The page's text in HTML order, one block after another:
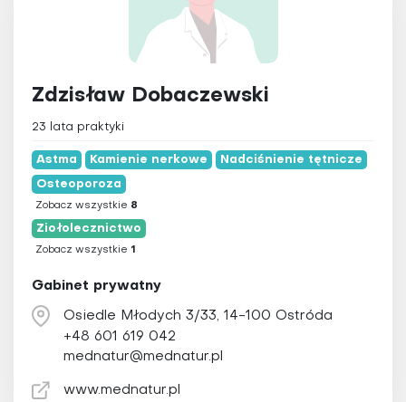
Zdzisław Dobaczewski
23 lata praktyki
Astma Kamienie nerkowe Nadciśnienie tętnicze
Osteoporoza
Zobacz wszystkie 8
Ziołolecznictwo
Zobacz wszystkie 1
Gabinet prywatny
Osiedle Młodych 3/33, 14-100 Ostróda
+48 601 619 042
mednatur@mednatur.pl
www.mednatur.pl